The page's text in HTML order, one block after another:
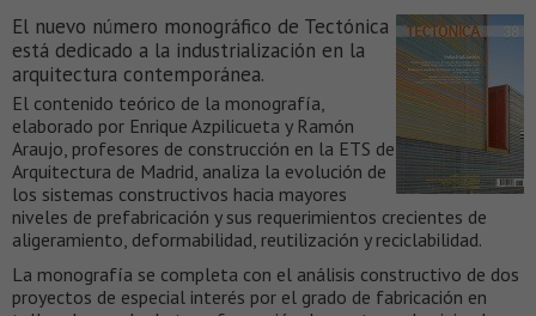
El nuevo número monográfico de Tectónica
está dedicado a la industrialización en la
arquitectura contemporánea.
El contenido teórico de la monografía,
elaborado por Enrique Azpilicueta y Ramón
Araujo, profesores de construcción en la ETS de
Arquitectura de Madrid, analiza la evolución de
los sistemas constructivos hacia mayores
niveles de prefabricación y sus requerimientos crecientes de
aligeramiento, deformabilidad, reutilización y reciclabilidad.
La monografía se completa con el análisis constructivo de dos
proyectos de especial interés por el grado de fabricación en